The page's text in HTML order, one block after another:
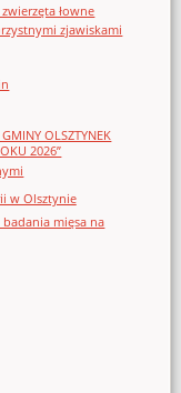
łowne
zjawiskami
OLSZTYNEK
2026”
w Olsztynie
mięsa na